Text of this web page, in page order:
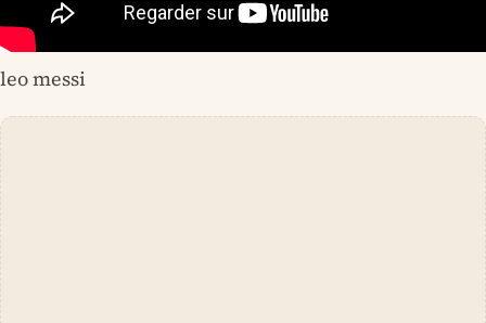
leo messi